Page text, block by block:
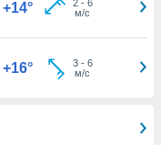
+14° 2- 6
м/с
+16° 3- 6
м/с